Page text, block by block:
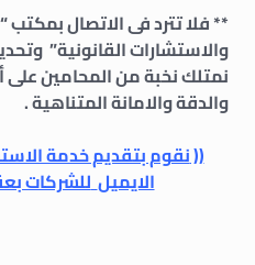
** فلا تترد فى الاتصال
والاستشارات القانونية”
نمتلك نخبة من المحامين
والدقة والامانة المتناهية .
((نقوم بتقديم خدمة
الايميل للشركات